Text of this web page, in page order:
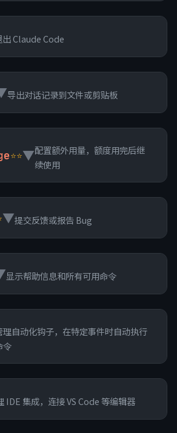
出 Claude Code
导出对话记录到文件或剪贴板
配置额外用量，额度用完后继
续使用
⭐⭐▼
提交反馈或报告 Bug
▼
显示帮助信息和所有可用命令
理自动化钩子，在特定事件时自动执行
令
IDE 集成，连接 VS Code 等编辑器